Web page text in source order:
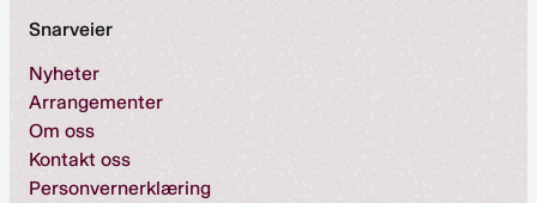
Snarveier
Nyheter
Arrangementer
Om oss
Kontakt oss
Personvernerklæring